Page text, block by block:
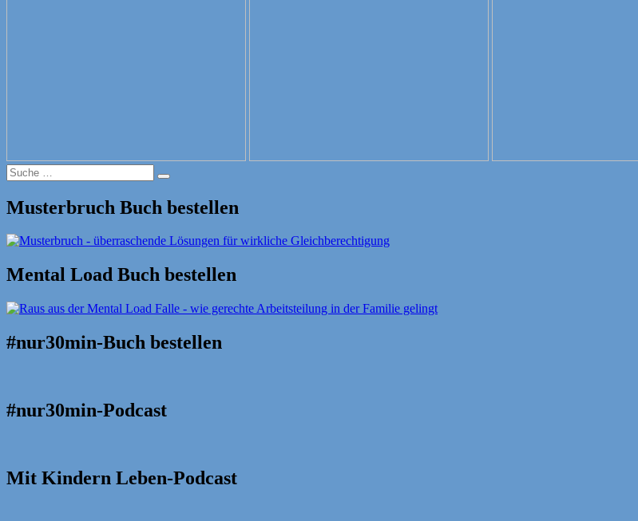
Suche
nach:
Suche
Musterbruch Buch bestellen
Mental Load Buch bestellen
#nur30min-Buch bestellen
#nur30min-Podcast
Mit Kindern Leben-Podcast